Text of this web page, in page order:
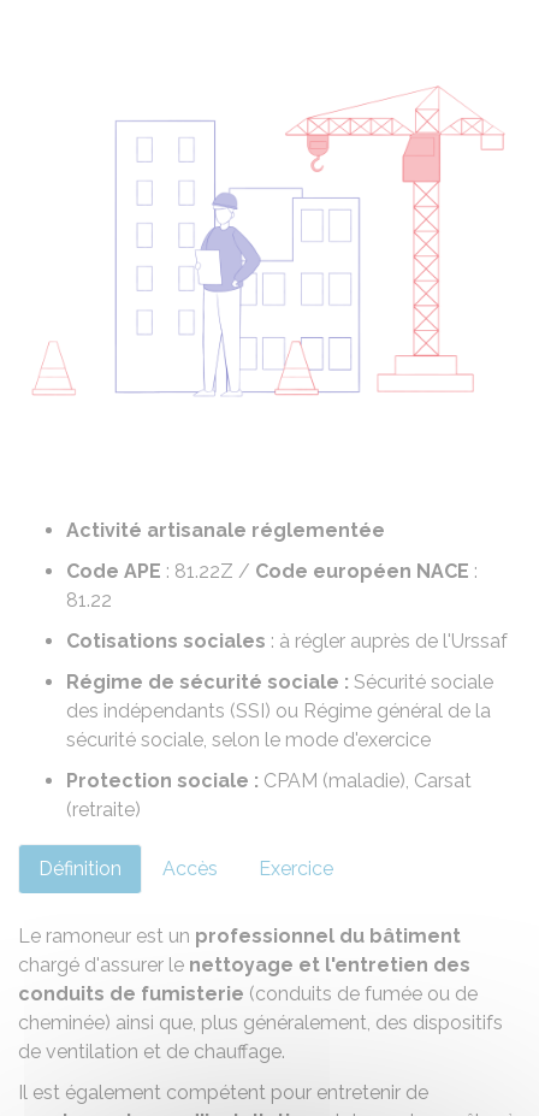
Activité artisanale réglementée
Code APE : 81.22Z / Code européen NACE :
81.22
Cotisations sociales : à régler auprès de l'Urssaf
Régime de sécurité sociale : Sécurité sociale
des indépendants (SSI) ou Régime général de la
sécurité sociale, selon le mode d'exercice
Protection sociale : CPAM (maladie), Carsat
(retraite)
Définition Accès Exercice
Le ramoneur est un professionnel du bâtiment
chargé d'assurer le nettoyage et l'entretien des
conduits de fumisterie (conduits de fumée ou de
cheminée) ainsi que, plus généralement, des dispositifs
de ventilation et de chauffage.
Il est également compétent pour entretenir de